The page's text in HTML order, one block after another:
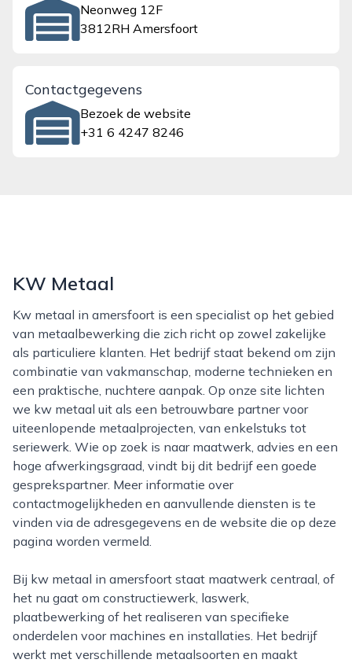
Neonweg 12F
3812RH Amersfoort
Contactgegevens
Bezoek de website
+31 6 4247 8246
KW Metaal
Kw metaal in amersfoort is een specialist op het gebied
van metaalbewerking die zich richt op zowel zakelijke
als particuliere klanten. Het bedrijf staat bekend om zijn
combinatie van vakmanschap, moderne technieken en
een praktische, nuchtere aanpak. Op onze site lichten
we kw metaal uit als een betrouwbare partner voor
uiteenlopende metaalprojecten, van enkelstuks tot
seriewerk. Wie op zoek is naar maatwerk, advies en een
hoge afwerkingsgraad, vindt bij dit bedrijf een goede
gesprekspartner. Meer informatie over
contactmogelijkheden en aanvullende diensten is te
vinden via de adresgegevens en de website die op deze
pagina worden vermeld.
Bij kw metaal in amersfoort staat maatwerk centraal, of
het nu gaat om constructiewerk, laswerk,
plaatbewerking of het realiseren van specifieke
onderdelen voor machines en installaties. Het bedrijf
werkt met verschillende metaalsoorten en maakt